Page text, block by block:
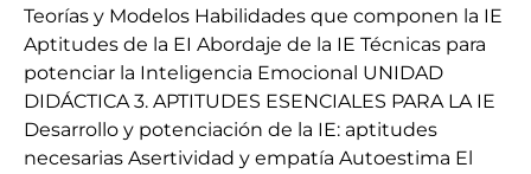
Teorías y Modelos Habilidades que componen la IE
Aptitudes de la EI Abordaje de la IE Técnicas para
potenciar la Inteligencia Emocional UNIDAD
DIDÁCTICA 3. APTITUDES ESENCIALES PARA LA IE
Desarrollo y potenciación de la IE: aptitudes
necesarias Asertividad y empatía Autoestima El